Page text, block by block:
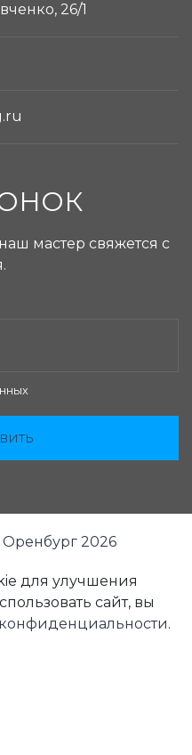
26/1
мастер свяжется с
2026
для улучшения
сайт, вы
.